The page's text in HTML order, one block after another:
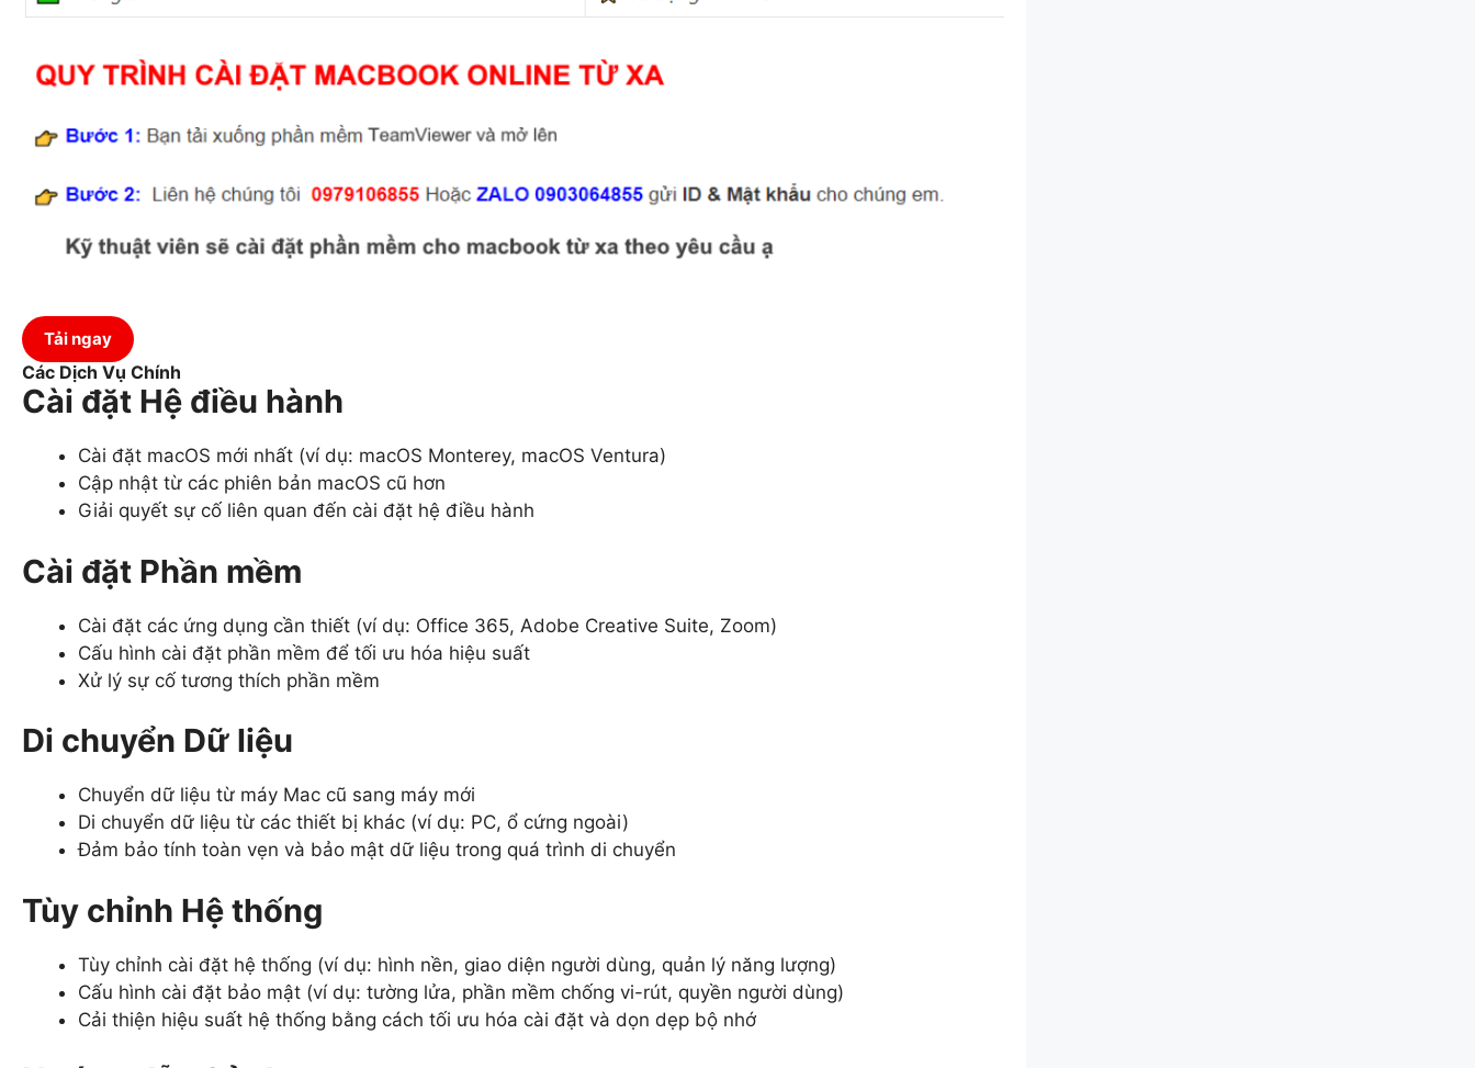
Tải ngay
Các Dịch Vụ Chính
Cài đặt Hệ điều hành
Cài đặt macOS mới nhất (ví dụ: macOS Monterey, macOS Ventura)
Cập nhật từ các phiên bản macOS cũ hơn
Giải quyết sự cố liên quan đến cài đặt hệ điều hành
Cài đặt Phần mềm
Cài đặt các ứng dụng cần thiết (ví dụ: Office 365, Adobe Creative Suite, Zoom)
Cấu hình cài đặt phần mềm để tối ưu hóa hiệu suất
Xử lý sự cố tương thích phần mềm
Di chuyển Dữ liệu
Chuyển dữ liệu từ máy Mac cũ sang máy mới
Di chuyển dữ liệu từ các thiết bị khác (ví dụ: PC, ổ cứng ngoài)
Đảm bảo tính toàn vẹn và bảo mật dữ liệu trong quá trình di chuyển
Tùy chỉnh Hệ thống
Tùy chỉnh cài đặt hệ thống (ví dụ: hình nền, giao diện người dùng, quản lý năng lượng)
Cấu hình cài đặt bảo mật (ví dụ: tường lửa, phần mềm chống vi-rút, quyền người dùng)
Cải thiện hiệu suất hệ thống bằng cách tối ưu hóa cài đặt và dọn dẹp bộ nhớ